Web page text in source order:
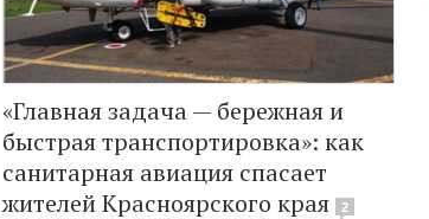
«Главная задача — бережная и
быстрая транспортировка»: как
санитарная авиация спасает
жителей Красноярского края
2